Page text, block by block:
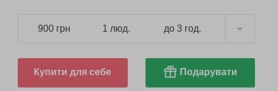
900 грн 1 люд. до 3 год.
Купити для себе Подарувати